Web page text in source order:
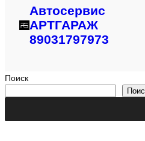
Автосервис
АРТГАРАЖ
89031797973
Поиск